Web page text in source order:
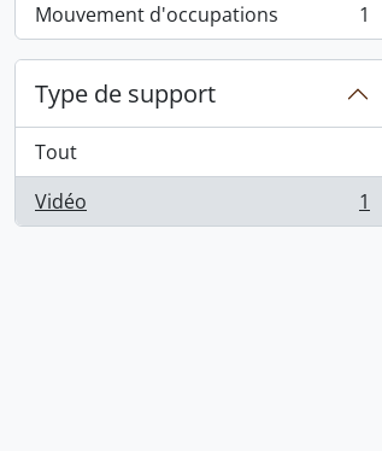
Mouvement d'occupations
, 1 résultats 1
Type de support
Tout
Vidéo
, 1 résultats 1